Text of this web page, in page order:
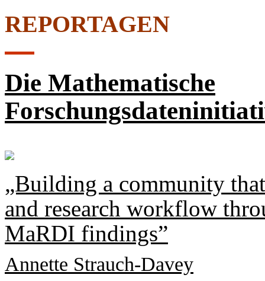
REPORTAGEN
Die Mathematische
„Building a community
and research workflow
MaRDI findings”
Annette Strauch-Davey